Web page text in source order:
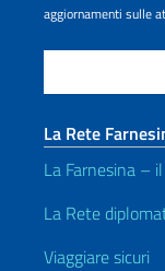
aggiornamenti sulle
La Rete
La Farnesina –
La Rete
Viaggiare sicuri